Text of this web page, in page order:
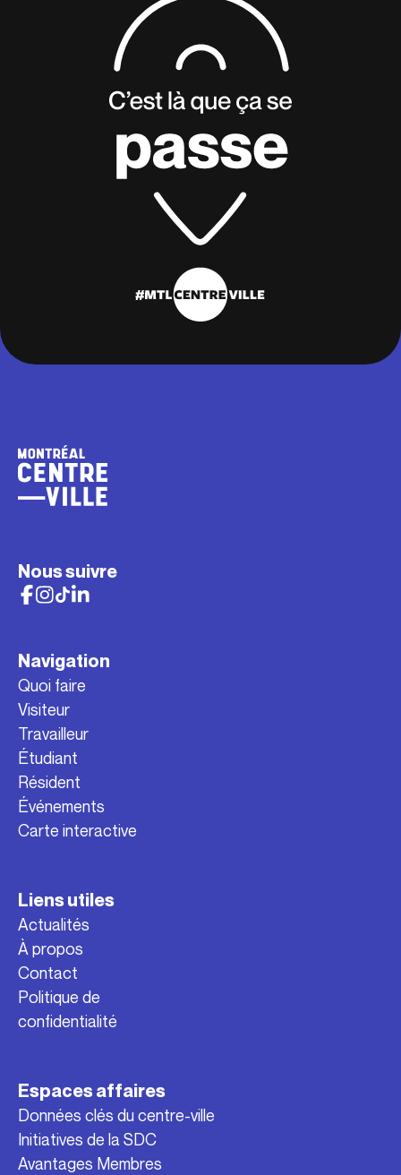
Nous suivre
Navigation
Quoi faire
Visiteur
Travailleur
Étudiant
Résident
Événements
Carte interactive
Liens utiles
Actualités
À propos
Contact
Politique de
confidentialité
Espaces affaires
Données clés du centre-ville
Initiatives de la SDC
Avantages Membres